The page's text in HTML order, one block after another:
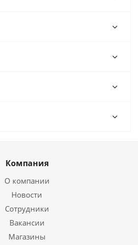
Компания
О компании
Новости
Сотрудники
Вакансии
Магазины